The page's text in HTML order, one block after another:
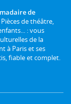
de
de théâtre,
: vous
de la
à Paris et ses
fiable et complet.